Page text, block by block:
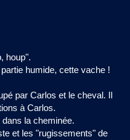
houp".
humide, cette vache !
par Carlos et le cheval. Il
à Carlos.
la cheminée.
et les "rugissements" de